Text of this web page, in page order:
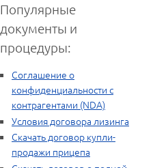
Популярные
документы и
процедуры:
Соглашение о
конфиденциальности с
контрагентами (NDA)
Условия договора лизинга
Скачать договор купли-
продажи прицепа